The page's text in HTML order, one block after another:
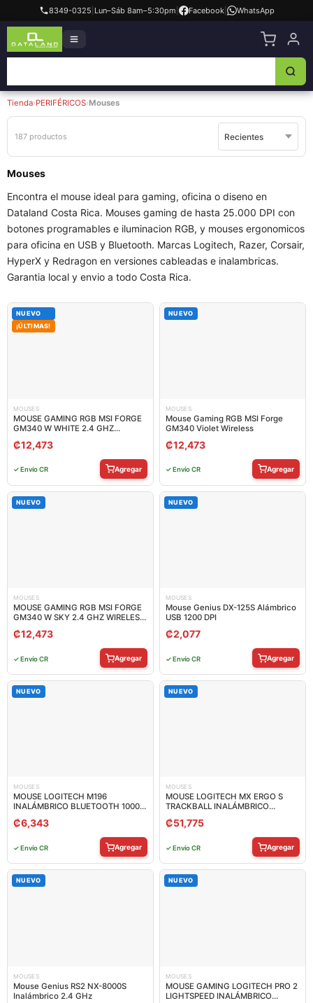
8349-0325 Lun–Sáb 8am–5:30pm Facebook| WhatsApp
Tienda›PERIFÉRICOS›Mouses
187 productos
Mouses
Encontra el mouse ideal para gaming, oficina o diseno en
Dataland Costa Rica. Mouses gaming de hasta 25.000 DPI con
botones programables e iluminacion RGB, y mouses ergonomicos
para oficina en USB y Bluetooth. Marcas Logitech, Razer, Corsair,
HyperX y Redragon en versiones cableadas e inalambricas.
Garantia local y envio a todo Costa Rica.
NUEVO
¡ÚLTIMAS!
MOUSES
MOUSE GAMING RGB MSI FORGE
GM340 W WHITE 2.4 GHZ
2.0 12000 DPI S12-4301760-HH9
₡12,473
✓ Envío CR Agregar
NUEVO
MOUSES
Mouse Gaming RGB MSI Forge
GM340 Violet Wireless
₡12,473
✓ Envío CR Agregar
NUEVO
MOUSES
MOUSE GAMING RGB MSI FORGE
GM340 W SKY 2.4 GHZ WIRELESS
/BLUETOOTH 5.2/USB 2.0 12000
DPI S12-4301780-HH9
₡12,473
✓ Envío CR Agregar
NUEVO
MOUSES
Mouse Genius DX-125S Alámbrico
USB 1200 DPI
₡2,077
✓ Envío CR Agregar
NUEVO
MOUSES
MOUSE LOGITECH M196
INALÁMBRICO BLUETOOTH 1000
DPI 910-007457
₡6,343
✓ Envío CR Agregar
NUEVO
MOUSES
MOUSE LOGITECH MX ERGO S
TRACKBALL INALÁMBRICO
BLUETOOTH / USB 2048 DPI 910-
007261
₡51,775
✓ Envío CR Agregar
NUEVO
MOUSES
Mouse Genius RS2 NX-8000S
Inalámbrico 2.4 GHz
NUEVO
MOUSES
MOUSE GAMING LOGITECH PRO 2
LIGHTSPEED INALÁMBRICO